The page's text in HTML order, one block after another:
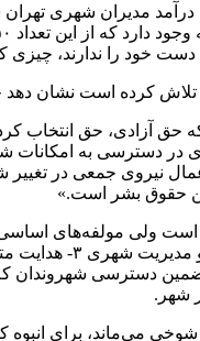
مدیران شهری
خود را ندارند، چیزی
تلاش کرده است نشان
حق آزادی، حق انتخاب
در دسترسی به
نیروی جمعی در
حقوق بشر است.»
دسترسی
شهر.
می‌ماند، برای